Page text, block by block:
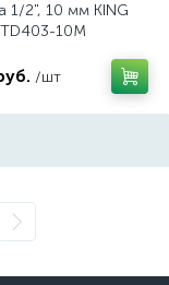
1/2", 10 мм KING
10M
/шт